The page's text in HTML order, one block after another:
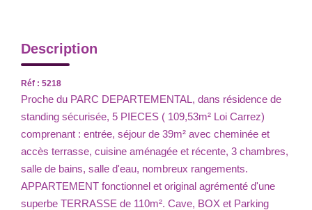
Description
Réf : 5218
Proche du PARC DEPARTEMENTAL, dans résidence de
standing sécurisée, 5 PIECES ( 109,53m² Loi Carrez)
comprenant : entrée, séjour de 39m² avec cheminée et
accès terrasse, cuisine aménagée et récente, 3 chambres,
salle de bains, salle d'eau, nombreux rangements.
APPARTEMENT fonctionnel et original agrémenté d'une
superbe TERRASSE de 110m². Cave, BOX et Parking